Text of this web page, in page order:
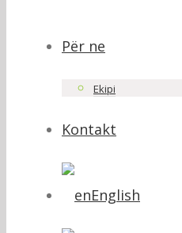
Për ne
Ekipi
Kontakt
English